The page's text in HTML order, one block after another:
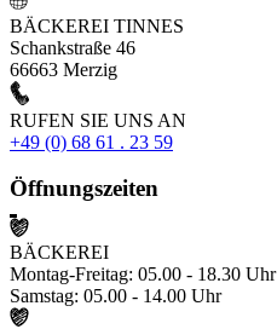
BÄCKEREI TINNES
Schankstraße 46
66663 Merzig
RUFEN SIE UNS AN
+49 (0) 68 61 . 23 59
Öffnungszeiten
BÄCKEREI
Montag-Freitag: 05.00 - 18.30 Uhr
Samstag: 05.00 - 14.00 Uhr